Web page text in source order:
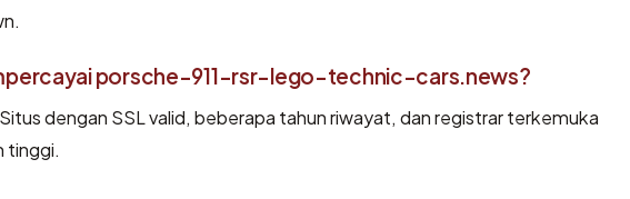
porsche-911-rsr-lego-technic-cars.news?
dengan SSL valid, beberapa tahun riwayat, dan registrar terkemuka
tinggi.